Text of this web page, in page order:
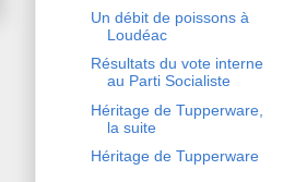
Un débit de poissons à
Loudéac
Résultats du vote interne
au Parti Socialiste
Héritage de Tupperware,
la suite
Héritage de Tupperware